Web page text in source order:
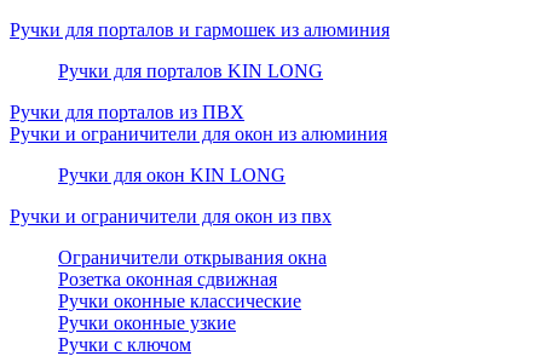
Ручки для порталов и гармошек из алюминия
Ручки для порталов KIN LONG
Ручки для порталов из ПВХ
Ручки и ограничители для окон из алюминия
Ручки для окон KIN LONG
Ручки и ограничители для окон из пвх
Ограничители открывания окна
Розетка оконная сдвижная
Ручки оконные классические
Ручки оконные узкие
Ручки с ключом